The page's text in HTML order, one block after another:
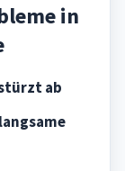
in
ab